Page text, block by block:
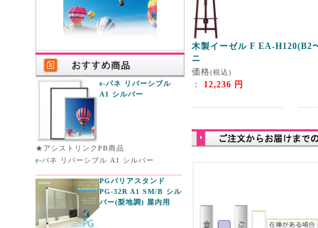
e-パネ リバーシブル
A1 シルバー
★アシストリンクPB商品
e-パネ リバーシブル A1 シルバー
PGバリアスタンド
PG-32R A1 SM/B シル
バー(梨地調) 屋内用
木製イーゼル F EA-H120(B2
ニ
価格(税込)
： 12,236 円